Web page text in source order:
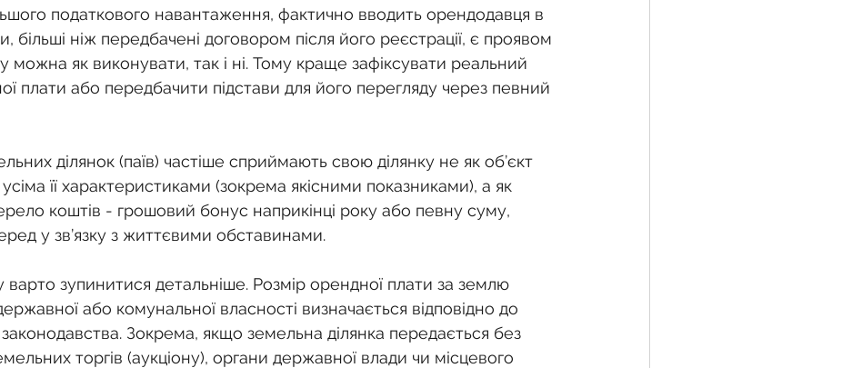
податкового навантаження, фактично вводить орендодавця в
більші ніж передбачені договором після його реєстрації, є проявом
можна як виконувати, так і ні. Тому краще зафіксувати реальний
плати або передбачити підстави для його перегляду через певний
ділянок (паїв) частіше сприймають свою ділянку не як об’єкт
її характеристиками (зокрема якісними показниками), а як
коштів - грошовий бонус наприкінці року або певну суму,
у зв’язку з життєвими обставинами.
зупинитися детальніше. Розмір орендної плати за землю
або комунальної власності визначається відповідно до
Зокрема, якщо земельна ділянка передається без
торгів (аукціону), органи державної влади чи місцевого